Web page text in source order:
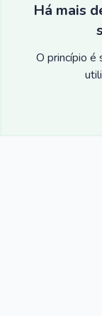
Há mais
O princípio é